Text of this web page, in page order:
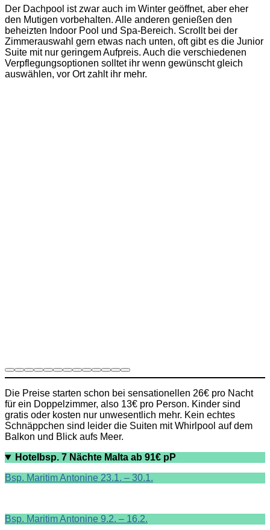
Der Dachpool ist zwar auch im Winter geöffnet, aber eher
den Mutigen vorbehalten. Alle anderen genießen den
beheizten Indoor Pool und Spa-Bereich. Scrollt bei der
Zimmerauswahl gern etwas nach unten, oft gibt es die Junior
Suite mit nur geringem Aufpreis. Auch die verschiedenen
Verpflegungsoptionen solltet ihr wenn gewünscht gleich
auswählen, vor Ort zahlt ihr mehr.
Die Preise starten schon bei sensationellen 26€ pro Nacht
für ein Doppelzimmer, also 13€ pro Person. Kinder sind
gratis oder kosten nur unwesentlich mehr. Kein echtes
Schnäppchen sind leider die Suiten mit Whirlpool auf dem
Balkon und Blick aufs Meer.
Hotelbsp. 7 Nächte Malta ab 91€ pP
Bsp. Maritim Antonine 23.1. – 30.1.
Bsp. Maritim Antonine 9.2. – 16.2.